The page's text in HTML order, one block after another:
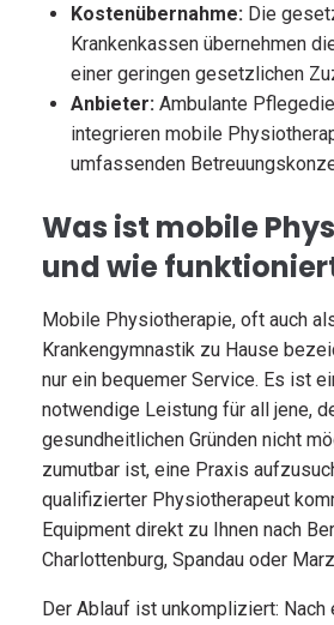
Kostenübernahme: Die
Krankenkassen übernehmen
einer geringen gesetzlichen
Anbieter: Ambulante
integrieren mobile
umfassenden
Was ist mobile
und wie
Mobile Physiotherapie, oft auch
Krankengymnastik zu Hause
nur ein bequemer Service. Es ist
notwendige Leistung für all jene,
gesundheitlichen Gründen nicht
zumutbar ist, eine Praxis
qualifizierter Physiotherapeut
Equipment direkt zu Ihnen nach
Charlottenburg, Spandau oder
Der Ablauf ist unkompliziert: Nach